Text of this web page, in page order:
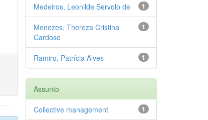
1
Medeiros, Leonilde Servolo de
1
Menezes, Thereza Cristina
Cardoso
1
Ramiro, Patrícia Alves
Assunto
1
Collective management